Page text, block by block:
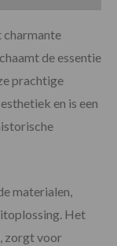
charmante
de essentie
prachtige
en is een
materialen,
Het
zorgt voor